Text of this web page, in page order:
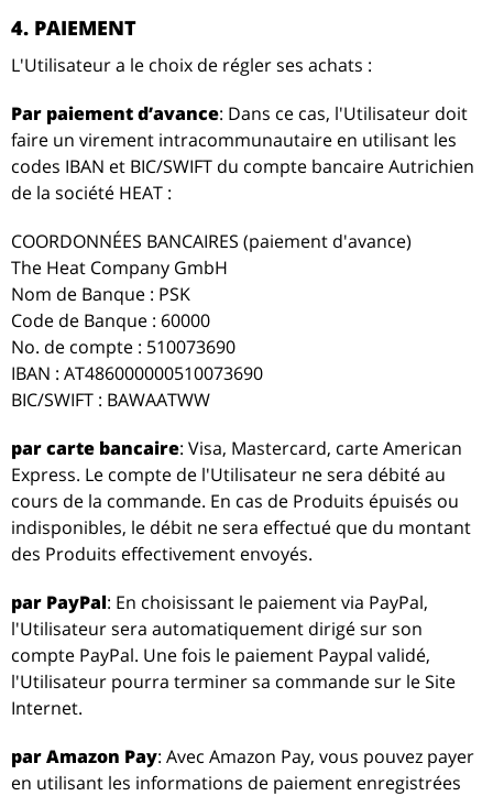
4. PAIEMENT
L'Utilisateur a le choix de régler ses achats :
Par paiement d’avance: Dans ce cas, l'Utilisateur doit
faire un virement intracommunautaire en utilisant les
codes IBAN et BIC/SWIFT du compte bancaire Autrichien
de la société HEAT :
COORDONNÉES BANCAIRES (paiement d'avance)
The Heat Company GmbH
Nom de Banque : PSK
Code de Banque : 60000
No. de compte : 510073690
IBAN : AT486000000510073690
BIC/SWIFT : BAWAATWW
par carte bancaire: Visa, Mastercard, carte American
Express. Le compte de l'Utilisateur ne sera débité au
cours de la commande. En cas de Produits épuisés ou
indisponibles, le débit ne sera effectué que du montant
des Produits effectivement envoyés.
par PayPal: En choisissant le paiement via PayPal,
l'Utilisateur sera automatiquement dirigé sur son
compte PayPal. Une fois le paiement Paypal validé,
l'Utilisateur pourra terminer sa commande sur le Site
Internet.
par Amazon Pay: Avec Amazon Pay, vous pouvez payer
en utilisant les informations de paiement enregistrées